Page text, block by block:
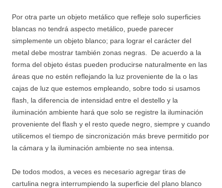
Por otra parte un objeto metálico que refleje solo superficies
blancas no tendrá aspecto metálico, puede parecer
simplemente un objeto blanco; para lograr el carácter del
metal debe mostrar también zonas negras. De acuerdo a la
forma del objeto éstas pueden producirse naturalmente en las
áreas que no estén reflejando la luz proveniente de la o las
cajas de luz que estemos empleando, sobre todo si usamos
flash, la diferencia de intensidad entre el destello y la
iluminación ambiente hará que solo se registre la iluminación
proveniente del flash y el resto quede negro, siempre y cuando
utilicemos el tiempo de sincronización más breve permitido por
la cámara y la iluminación ambiente no sea intensa.
De todos modos, a veces es necesario agregar tiras de
cartulina negra interrumpiendo la superficie del plano blanco